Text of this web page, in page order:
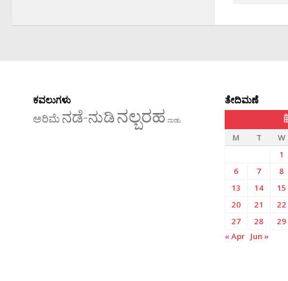
ಕವಲುಗಳು
ಅರಿಮೆನಡೆ-ನುಡಿನಲ್ಬರಹ ನಾಡು
ತೇದಿಮಣೆ
M
T W
1
6
7 8
13
14 15
20
21 22
27
28 29
« Apr Jun »